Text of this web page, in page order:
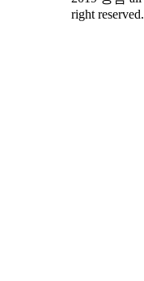
right reserved.